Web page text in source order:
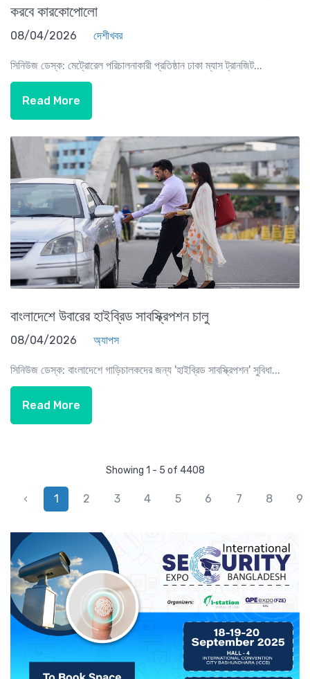
করবে কারকোপোলো
08/04/2026 দেশীখবর
সিনিউজ ডেস্ক: মেট্রোরেল পরিচালনাকারী প্রতিষ্ঠান ঢাকা ম্যাস ট্রানজিট...
Read More
বাংলাদেশে উবারের হাইব্রিড সাবস্ক্রিপশন চালু
08/04/2026 অ্যাপস
সিনিউজ ডেস্ক: বাংলাদেশে গাড়িচালকদের জন্য 'হাইব্রিড সাবস্ক্রিপশন' সুবিধা...
Read More
Showing 1 - 5 of 4408
‹ 1 2 3 4 5 6 7 8 9